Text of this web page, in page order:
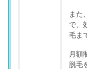
また
で、
毛ま
月額
脱毛